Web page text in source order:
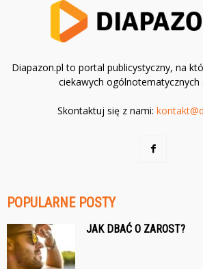
Diapazon.pl to portal publicystyczny, na
ciekawych ogólnotematycznych
Skontaktuj się z nami:
POPULARNE POSTY
JAK DBAĆ O ZAROST?